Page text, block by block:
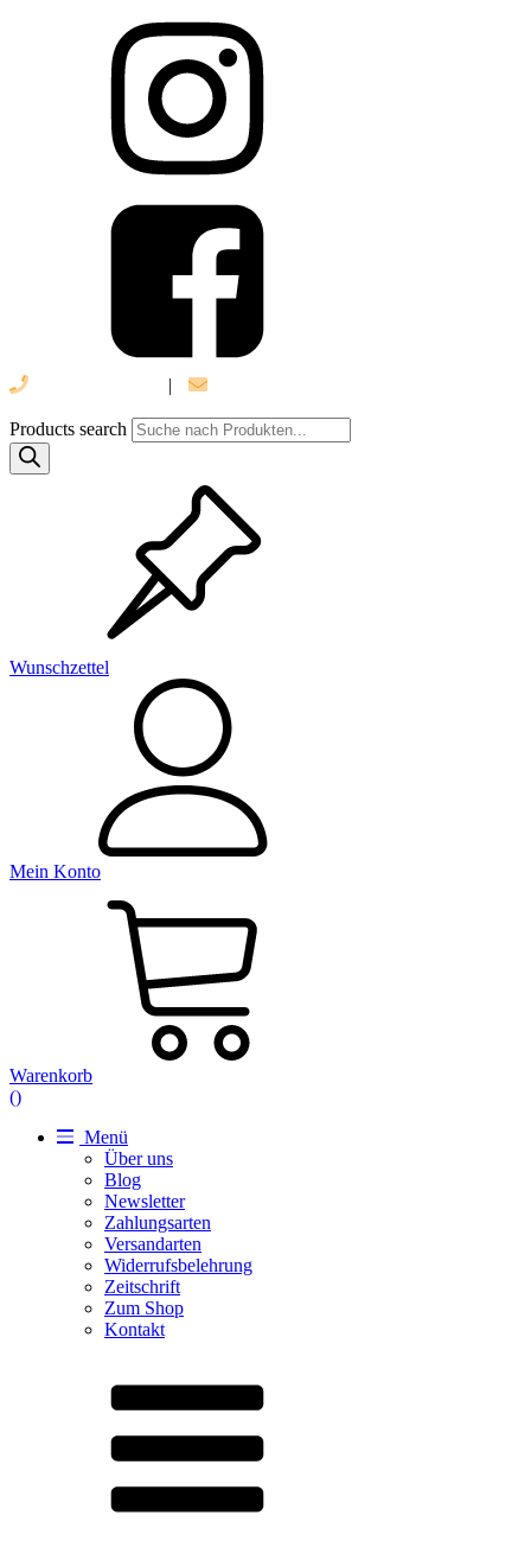
|
Products search
Wunschzettel
Mein Konto
Warenkorb
()
Menü
Über uns
Blog
Newsletter
Zahlungsarten
Versandarten
Widerrufsbelehrung
Zeitschrift
Zum Shop
Kontakt